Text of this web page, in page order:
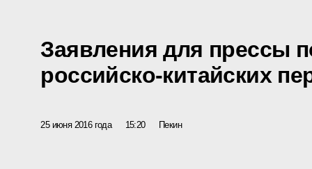
Заявления для прессы
российско-китайских
25 июня 2016 года 15:20 Пекин